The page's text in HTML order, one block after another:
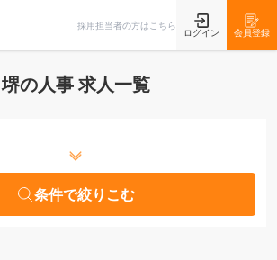
採用担当者の方はこちら
ログイン 会員登録
堺の人事 求人一覧
条件で絞りこむ